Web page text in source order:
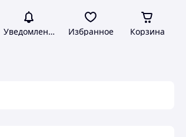
Уведомления Избранное Корзина